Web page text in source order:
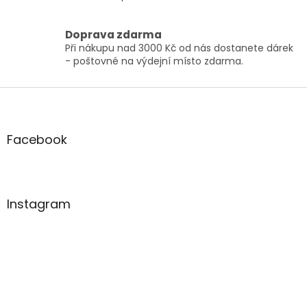
á
d
a
í
Doprava zdarma
Při nákupu nad 3000 Kč od nás dostanete dárek
- poštovné na výdejní místo zdarma.
Z
aFacebook
Instagram